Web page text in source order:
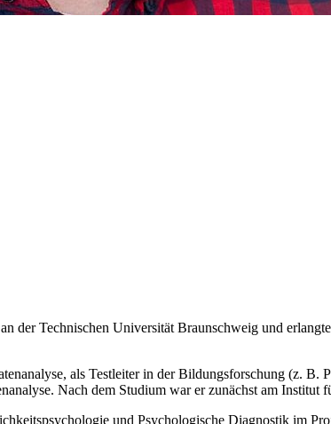
der Technischen Universität Braunschweig und
als Testleiter in der Bildungsforschung (z.
Nach dem Studium war er zunächst am
und Psychologische Diagnostik im